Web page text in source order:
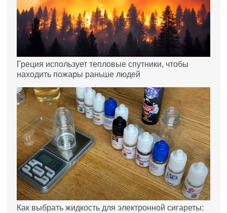
Греция использует тепловые спутники, чтобы
находить пожары раньше людей
Как выбрать жидкость для электронной сигареты: